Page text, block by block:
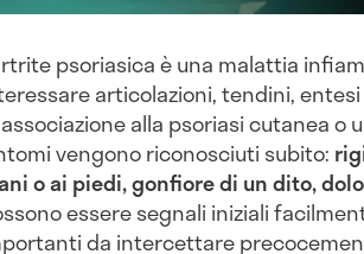
psoriasica è una malattia
articolazioni, tendini,
alla psoriasi cutanea o
vengono riconosciuti subito:
o ai piedi, gonfiore di un dito,
essere segnali iniziali
da intercettare